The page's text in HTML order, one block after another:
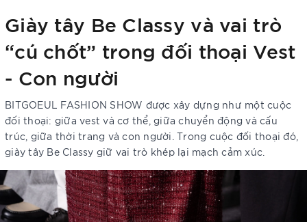
Giày tây Be Classy và vai trò
“cú chốt” trong đối thoại Vest
- Con người
BITGOEUL FASHION SHOW được xây dựng như một cuộc
đối thoại: giữa vest và cơ thể, giữa chuyển động và cấu
trúc, giữa thời trang và con người. Trong cuộc đối thoại đó,
giày tây Be Classy giữ vai trò khép lại mạch cảm xúc.